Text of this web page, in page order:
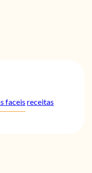
faceis receitas